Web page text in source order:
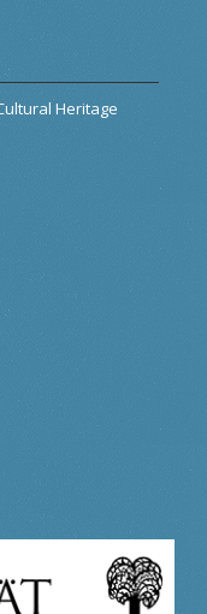
Heritage